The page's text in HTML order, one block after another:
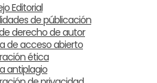
Editorial
de públicación
derecho de autor
de acceso abierto
ética
antiplagio